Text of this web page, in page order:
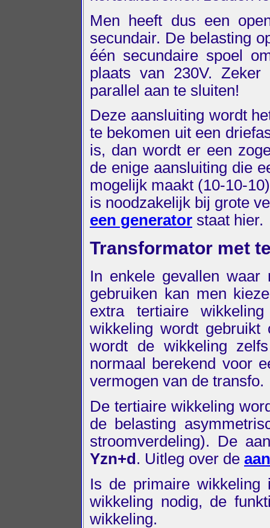
Men heeft dus een
secundair. De belasting
één secundaire spoel
plaats van 230V.
parallel aan te sluiten!
Deze aansluiting wordt
te bekomen uit een
is, dan wordt er een
de enige aansluiting die
mogelijk maakt (10-10-
is noodzakelijk bij grote
een generator staat hier.
Transformator met
In enkele gevallen waar
gebruiken kan men
extra tertiaire
wikkeling wordt
wordt de wikkeling
normaal berekend voor
vermogen van de transfo.
De tertiaire wikkeling
de belasting
stroomverdeling). De
Yzn+d . Uitleg over de
Is de primaire wikkeling
wikkeling nodig, de
wikkeling.